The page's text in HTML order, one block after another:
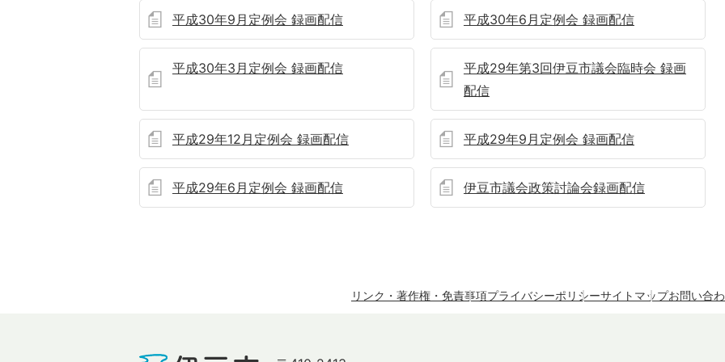
平成30年9月定例会 録画配信 平成30年6月定例会 録画配信
平成30年3月定例会 録画配信
平成29年第3回伊豆市議会臨時会 録画
配信
平成29年12月定例会 録画配信 平成29年9月定例会 録画配信
平成29年6月定例会 録画配信 伊豆市議会政策討論会録画配信
リンク・著作権・免責事項プライバシーポリシーサイトマップお問い合